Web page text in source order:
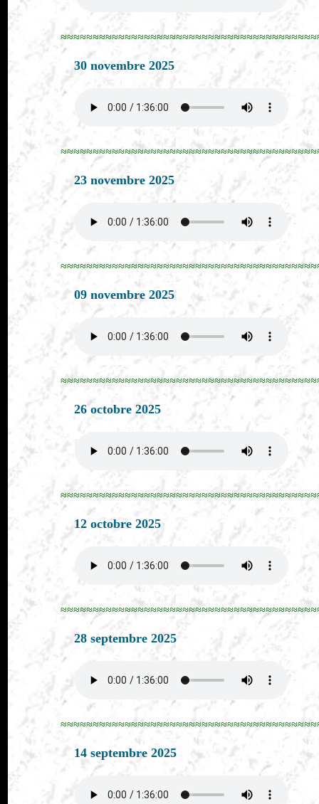
30 novembre 2025
23 novembre 2025
09 novembre 2025
26 octobre 2025
12 octobre 2025
28 septembre 2025
14 septembre 2025